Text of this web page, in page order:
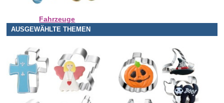
Fahrzeuge
AUSGEWÄHLTE THEMEN